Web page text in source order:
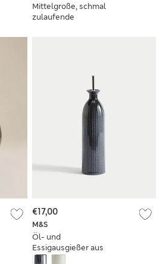
Mittelgroße, schmal
zulaufende
M&S
Öl- und
Essigausgießer aus
geriffeltem Glas
€17,00